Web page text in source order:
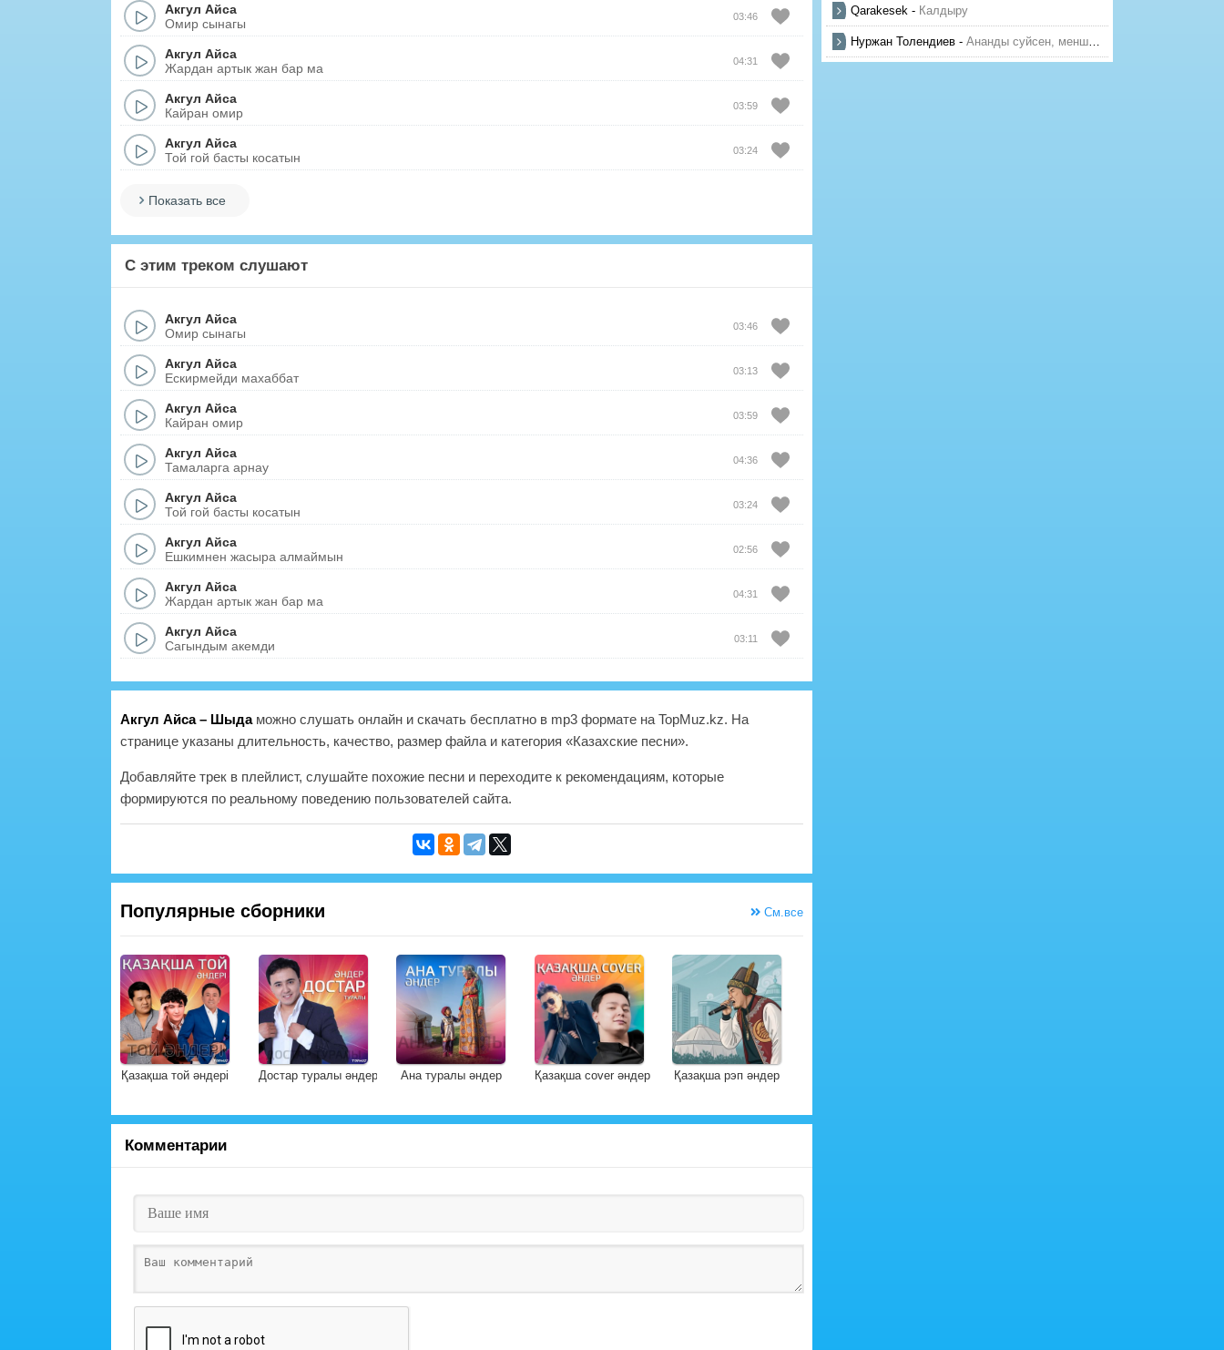
Акгул Айса
Омир сынагы
03:46
Акгул Айса
Жардан артык жан бар ма
04:31
Акгул Айса
Кайран омир
03:59
Акгул Айса
Той гой басты косатын
03:24
Показать все
С этим треком слушают
Акгул Айса
Омир сынагы
03:46
Акгул Айса
Ескирмейди махаббат
03:13
Акгул Айса
Кайран омир
03:59
Акгул Айса
Тамаларга арнау
04:36
Акгул Айса
Той гой басты косатын
03:24
Акгул Айса
Ешкимнен жасыра алмаймын
02:56
Акгул Айса
Жардан артык жан бар ма
04:31
Акгул Айса
Сагындым акемди
03:11
Акгул Айса – Шыдаможно слушать онлайн и скачать бесплатно в mp3 формате на TopMuz.kz. На
странице указаны длительность, качество, размер файла и категория «Казахские песни».
Добавляйте трек в плейлист, слушайте похожие песни и переходите к рекомендациям, которые
формируются по реальному поведению пользователей сайта.
Популярные сборники См.все
Қазақша той әндері Достар туралы әндер Ана туралы әндер Қазақша cover әндер Қазақша рэп әндер
Комментарии
Qarakesek - Калдыру
Нуржан Толендиев - Ананды суйсен, менше суй